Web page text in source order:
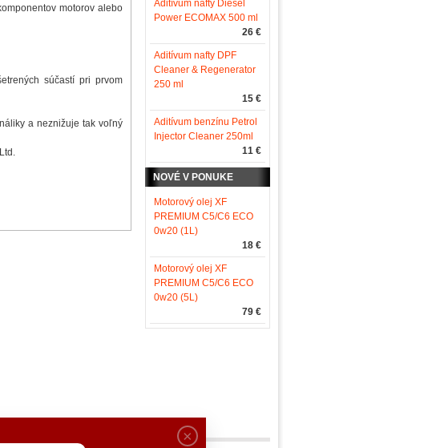
motorov alebo
súčastí pri prvom
a neznižuje tak voľný
Aditívum nafty Diesel
Power ECOMAX 500 ml
26 €
Aditívum nafty DPF
Cleaner & Regenerator
250 ml
15 €
Aditívum benzínu Petrol
Injector Cleaner 250ml
11 €
NOVÉ V PONUKE
Motorový olej XF
PREMIUM C5/C6 ECO
0w20 (1L)
18 €
Motorový olej XF
PREMIUM C5/C6 ECO
0w20 (5L)
79 €